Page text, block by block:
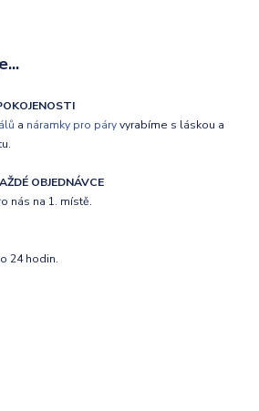
a náramky pro páryvyrabíme s láskou a
OBJEDNÁVCE
nás na 1. místě.
24 hodin.